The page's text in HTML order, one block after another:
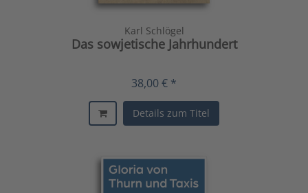
Karl Schlögel
Das sowjetische Jahrhundert
38,00 € *
Details zum Titel